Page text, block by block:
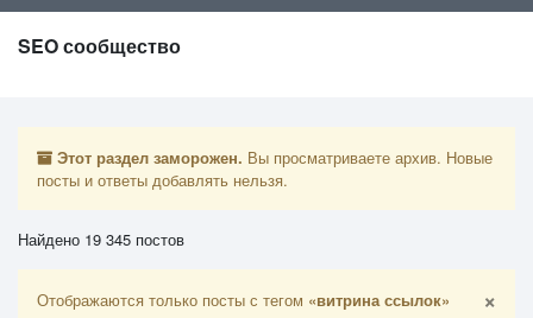
SEO сообщество
Этот раздел заморожен. Вы просматриваете архив. Новые
посты и ответы добавлять нельзя.
Найдено 19 345 постов
Отображаются только посты с тегом «витрина ссылок» ×